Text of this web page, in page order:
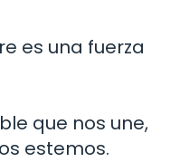
es una fuerza
que nos une,
estemos.